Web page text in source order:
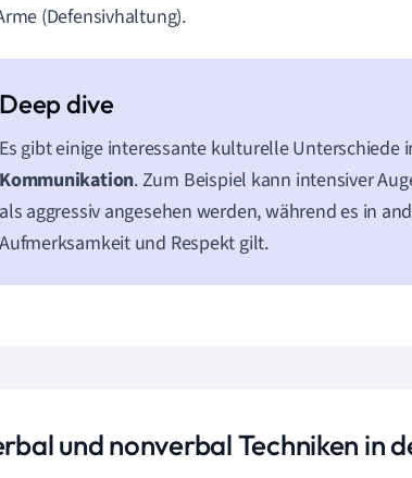
(Defensivhaltung).
Es gibt einige interessante kulturelle Unterschiede
Kommunikation. Zum Beispiel kann intensiver
als aggressiv angesehen werden, während es in
Aufmerksamkeit und Respekt gilt.
und nonverbal Techniken in